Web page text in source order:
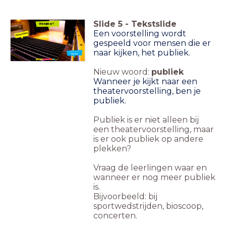
Nieuw woord:
Publiek
Wie kijkt er?
Het publiek
Slide 5 - Tekstslide
Een voorstelling wordt
gespeeld voor mensen die er
naar kijken, het publiek.
Nieuw woord: publiek
Wanneer je kijkt naar een
theatervoorstelling, ben je
publiek.
Publiek is er niet alleen bij
een theatervoorstelling, maar
is er ook publiek op andere
plekken?
Vraag de leerlingen waar en
wanneer er nog meer publiek
is.
Bijvoorbeeld: bij
sportwedstrijden, bioscoop,
concerten.